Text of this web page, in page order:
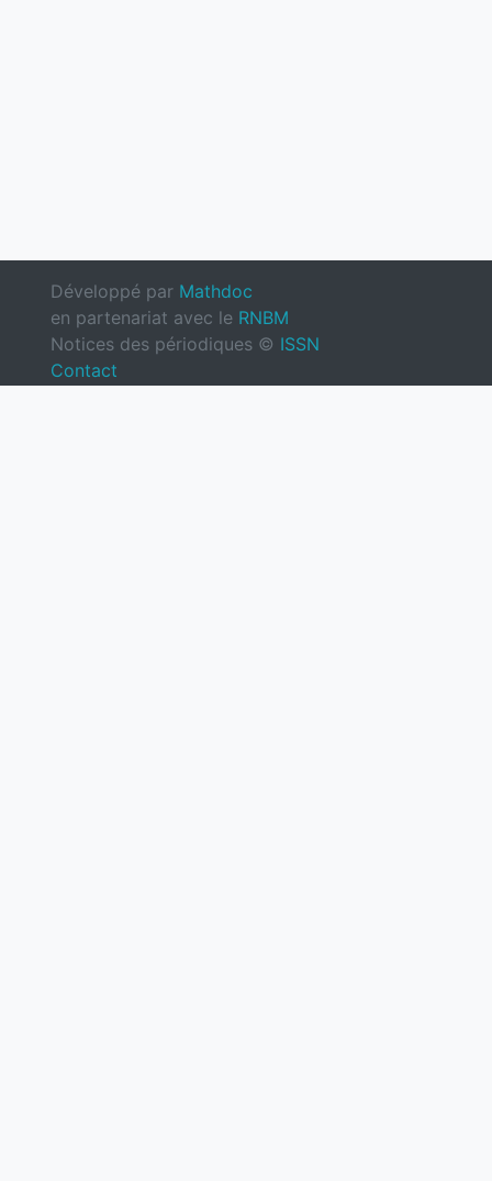
Développé par Mathdoc
en partenariat avec le RNBM
Notices des périodiques © ISSN
Contact